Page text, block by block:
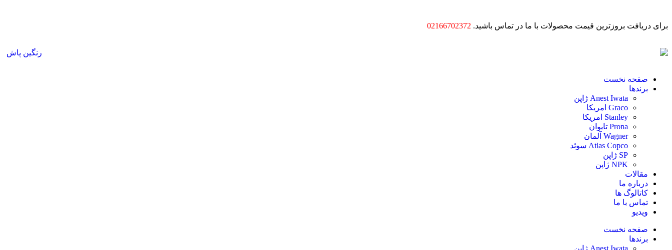
برای دریافت بروزترین قیمت محصولات با ما در تماس باشید. 02166702372
صفحه نخست
برندها
Anest Iwata ژاپن
Graco امریکا
Stanley امریکا
Prona تایوان
Wagner آلمان
Atlas Copco سوئد
SP ژاپن
NPK ژاپن
مقالات
درباره ما
کاتالوگ ها
تماس با ما
ویدیو
صفحه نخست
برندها
Anest Iwata ژاپن